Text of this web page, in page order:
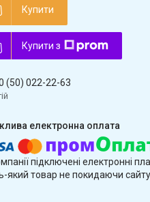
Купити
Купити з
(50) 022-22-63
підключені електронні
який товар не покидаючи